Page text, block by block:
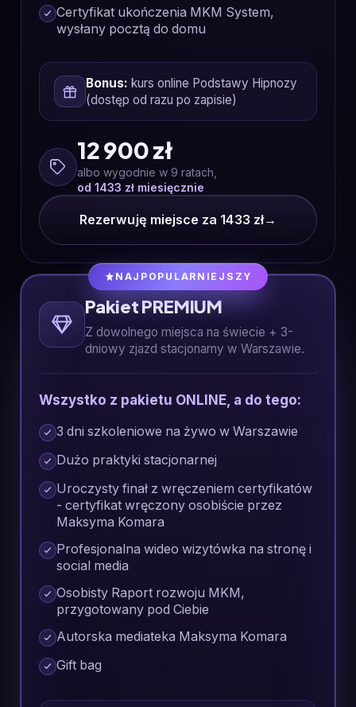
Certyfikat ukończenia MKM System,
wysłany pocztą do domu
Bonus: kurs online Podstawy Hipnozy
(dostęp od razu po zapisie)
12 900 zł
albo wygodnie w 9 ratach,
od 1433 zł miesięcznie
Rezerwuję miejsce za 1433 zł→
NAJPOPULARNIEJSZY
Pakiet PREMIUM
Z dowolnego miejsca na świecie + 3-
dniowy zjazd stacjonarny w Warszawie.
Wszystko z pakietu ONLINE, a do tego:
3 dni szkoleniowe na żywo w Warszawie
Dużo praktyki stacjonarnej
Uroczysty finał z wręczeniem certyfikatów
- certyfikat wręczony osobiście przez
Maksyma Komara
Profesjonalna wideo wizytówka na stronę i
social media
Osobisty Raport rozwoju MKM,
przygotowany pod Ciebie
Autorska mediateka Maksyma Komara
Gift bag